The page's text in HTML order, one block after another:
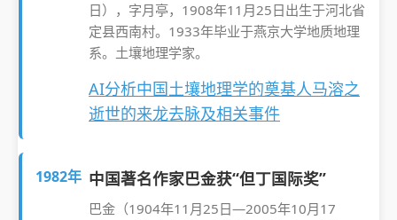
日），字月亭，1908年11月25日出生于河北省
定县西南村。1933年毕业于燕京大学地质地理
系。土壤地理学家。
AI分析中国土壤地理学的奠基人马溶之
逝世的来龙去脉及相关事件
1982年 中国著名作家巴金获“但丁国际奖”
巴金（1904年11月25日—2005年10月17